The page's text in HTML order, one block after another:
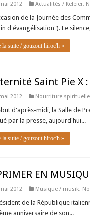
2012 Actualités / Keleier,
de la Journée des
d'évangélisation"). Le
la suite / gouzout hiroc'h »
Saint Pie X
2012 Nourriture spirituelle
d'après-midi, la Salle de
par la presse, aujourd'hui...
la suite / gouzout hiroc'h »
EN
2012 Musique / musik,
de la République
anniversaire de son...